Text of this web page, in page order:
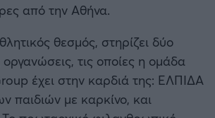
από την Αθήνα.
θεσμός, στηρίζει δύο
τις οποίες η ομάδα
έχει στην καρδιά της: ΕΛΠΙΔΑ
παιδιών με καρκίνο, και